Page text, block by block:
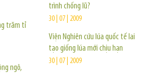
trăm tỉ
ngô,
trình chống lũ?
30 | 07 | 2009
Viện Nghiên cứu lúa quốc tế lai
tạo giống lúa mới chịu hạn
30 | 07 | 2009